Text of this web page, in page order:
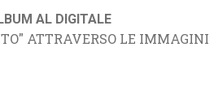
AL DIGITALE
ATTRAVERSO LE IMMAGINI